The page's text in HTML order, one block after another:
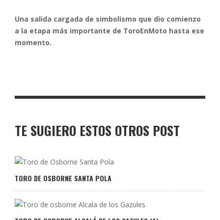
Una salida cargada de simbolismo que dio comienzo
a la etapa más importante de ToroEnMoto hasta ese
momento.
TE SUGIERO ESTOS OTROS POST
TORO DE OSBORNE SANTA POLA